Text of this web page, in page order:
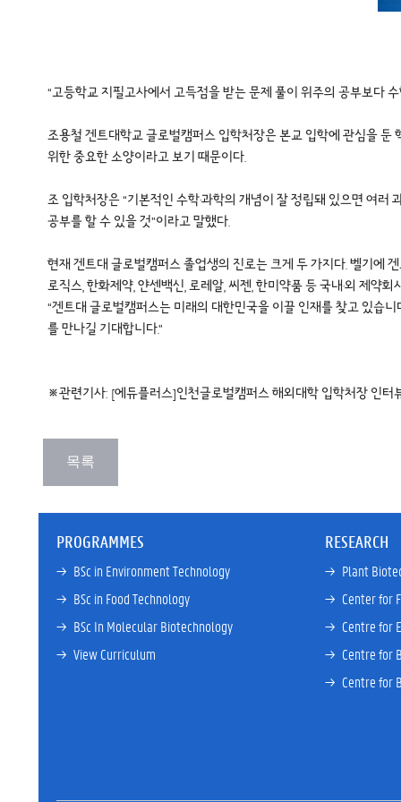
“고등학교 지필고사에서 고득점을 받는 문제 풀이 위주의 공부보다
조용철 겐트대학교 글로벌캠퍼스 입학처장은 본교 입학에 관심을 둔
위한 중요한 소양이라고 보기 때문이다.
조 입학처장은 “기본적인 수학·과학의 개념이 잘 정립돼 있으면 여
공부를 할 수 있을 것”이라고 말했다.
현재 겐트대 글로벌캠퍼스 졸업생의 진로는 크게 두 가지다. 벨기에
로직스, 한화제약, 얀센백신, 로레알, 씨젠, 한미약품 등 국내·외 제약
“겐트대 글로벌캠퍼스는 미래의 대한민국을 이끌 인재를 찾고 있습
를 만나길 기대합니다.”
※관련기사: [에듀플러스]인천글로벌캠퍼스 해외대학 입학처장 인터
PROGRAMMES
→ BSc in Environment Technology
→ BSc in Food Technology
→ BSc In Molecular Biotechnology
→ View Curriculum
RESEARCH
→ Plant
→ Center for
→ Centre for
→ Centre for
→ Centre for